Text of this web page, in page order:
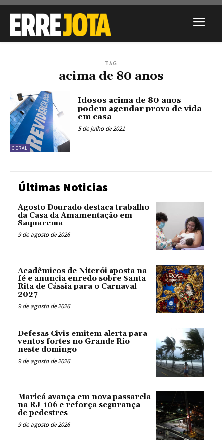
TAG
acima de 80 anos
GERAL
Idosos acima de 80 anos
podem agendar prova de vida
em casa
5 de julho de 2021
Últimas Noticias
Agosto Dourado destaca trabalho
da Casa da Amamentação em
Saquarema
9 de agosto de 2026
Acadêmicos de Niterói aposta na
fé e anuncia enredo sobre Santa
Rita de Cássia para o Carnaval
2027
9 de agosto de 2026
Defesas Civis emitem alerta para
ventos fortes no Grande Rio
neste domingo
9 de agosto de 2026
Maricá avança em nova passarela
na RJ-106 e reforça segurança
de pedestres
9 de agosto de 2026